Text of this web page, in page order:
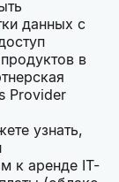
данных с
в
Provider
узнать,
к аренде IT-